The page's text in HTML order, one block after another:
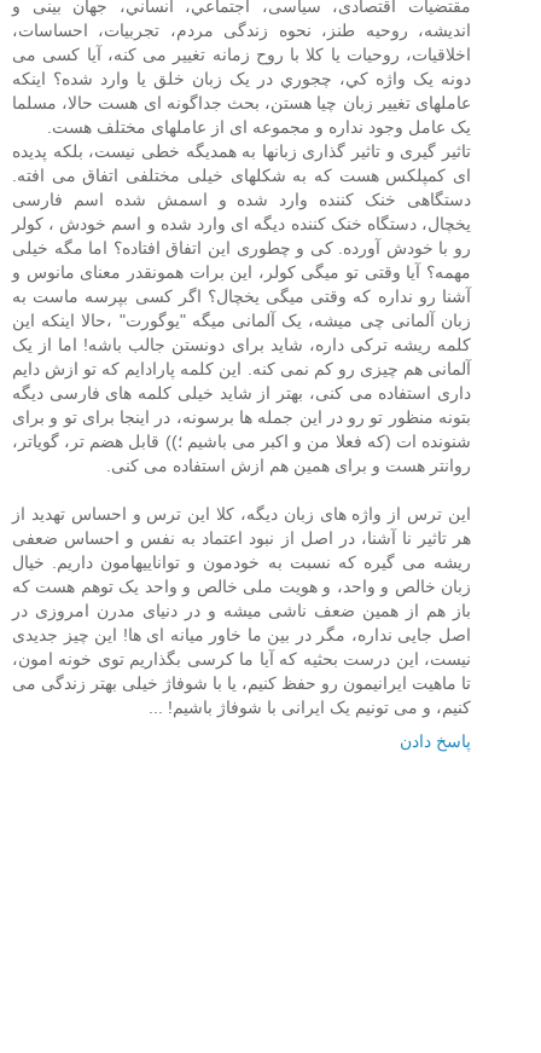
مقتضيات اقتصادی، سیاسی، اجتماعي، انساني، جهان بینی و
اندیشه، روحیه طنز، نحوه زندگی مردم، تجربيات، احساسات،
اخلاقيات، روحيات یا کلا با روح زمانه تغيير می کنه، آيا کسی می
دونه يک واژه کي، چجوري در يک زبان خلق یا وارد شده؟ اینکه
عاملهای تغییر زبان چیا هستن، بحث جداگونه ای هست حالا، مسلما
یک عامل وجود نداره و مجموعه ای از عاملهای مختلف هست.
تاثیر گیری و تاثیر گذاری زبانها به همدیگه خطی نیست، بلکه پدیده
ای کمپلکس هست که به شکلهای خیلی مختلفی اتفاق می افته.
دستگاهی خنک کننده وارد شده و اسمش شده اسم فارسی
یخچال، دستگاه خنک کننده دیگه ای وارد شده و اسم خودش ، کولر
رو با خودش آورده. کی و چطوری این اتفاق افتاده؟ اما مگه خیلی
مهمه؟ آیا وقتی تو میگی کولر، این برات همونقدر معنای مانوس و
آشنا رو نداره که وقتی میگی یخچال؟ اگر کسی بپرسه ماست به
زبان آلمانی چی میشه، یک آلمانی میگه "یوگورت" ،حالا اینکه این
کلمه ریشه ترکی داره، شاید برای دونستن جالب باشه! اما از یک
آلمانی هم چیزی رو کم نمی کنه. این کلمه پارادایم که تو ازش دایم
داری استفاده می کنی، بهتر از شاید خیلی کلمه های فارسی دیگه
بتونه منظور تو رو در این جمله ها برسونه، در اینجا برای تو و برای
شنونده ات (که فعلا من و اکبر می باشیم ؛)) قابل هضم تر، گویاتر،
روانتر هست و برای همین هم ازش استفاده می کنی.
این ترس از واژه های زبان دیگه، کلا این ترس و احساس تهدید از
هر تاثیر نا آشنا، در اصل از نبود اعتماد به نفس و احساس ضعفی
ریشه می گیره که نسبت به خودمون و تواناییهامون داریم. خیال
زبان خالص و واحد، و هویت ملی خالص و واحد یک توهم هست که
باز هم از همین ضعف ناشی میشه و در دنیای مدرن امروزی در
اصل جایی نداره، مگر در بین ما خاور میانه ای ها! این چیز جدیدی
نیست، این درست بحثیه که آیا ما کرسی بگذاریم توی خونه امون،
تا ماهیت ایرانیمون رو حفظ کنیم، یا با شوفاژ خیلی بهتر زندگی می
کنیم، و می تونیم یک ایرانی با شوفاژ باشیم! ...
پاسخ دادن